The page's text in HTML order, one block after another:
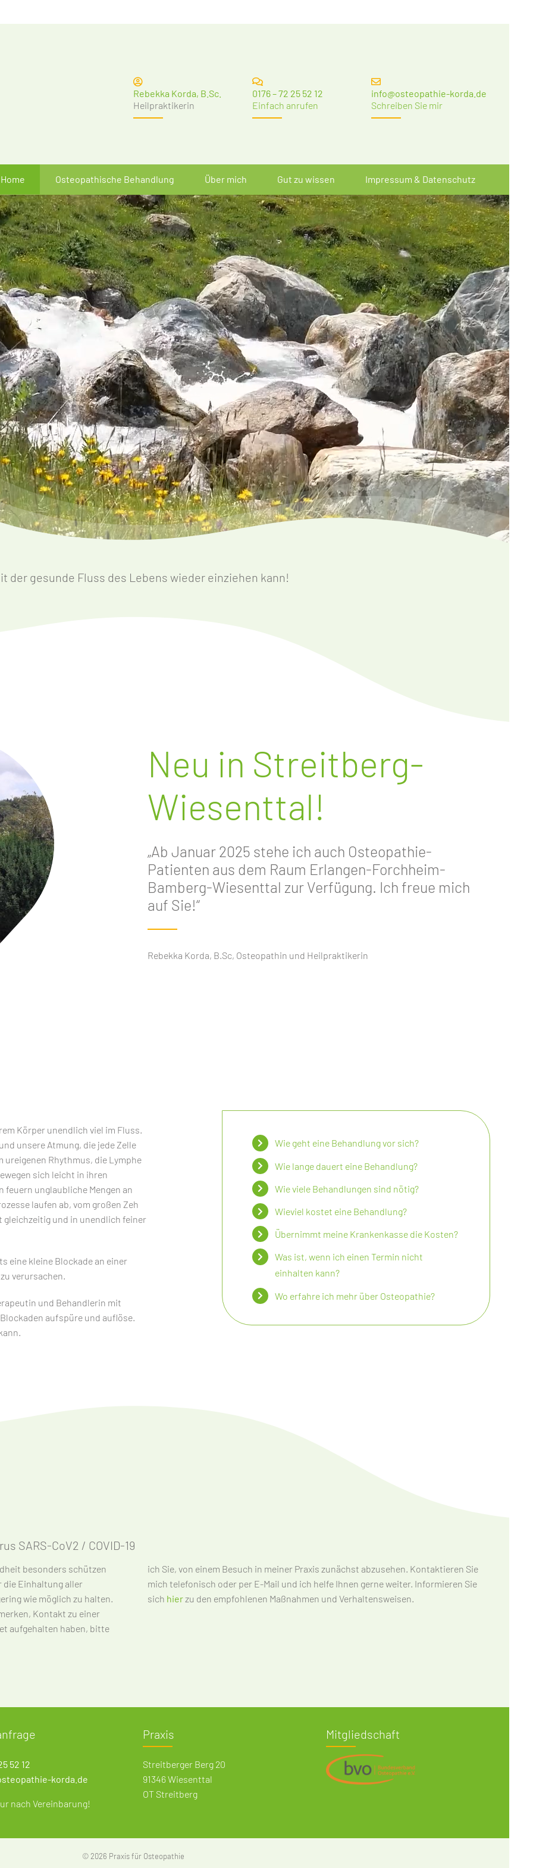
Rebekka Korda, B.Sc.
Heilpraktikerin
0176 – 72 25 52 12
Einfach anrufen
info@osteopathie-korda.de
Schreiben Sie mir
Home Osteopathische Behandlung Über mich Gut zu wissen Impressum & Datenschutz
der gesunde Fluss des Lebens wieder einziehen kann!
Neu in Streitberg-
Wiesenttal!
„Ab Januar 2025 stehe ich auch Osteopathie-
Patienten aus dem Raum Erlangen-Forchheim-
Bamberg-Wiesenttal zur Verfügung. Ich freue mich
auf Sie!“
Rebekka Korda, B.Sc, Osteopathin und Heilpraktikerin
Körper unendlich viel im Fluss.
unsere Atmung, die jede Zelle
Rhythmus, die Lymphe
sich leicht in ihren
feuern unglaubliche Mengen an
laufen ab, vom großen Zeh
gleichzeitig und in unendlich feiner
eine kleine Blockade an einer
verursachen.
und Behandlerin mit
aufspüre und auflöse.
Wie geht eine Behandlung vor sich?
Wie lange dauert eine Behandlung?
Wie viele Behandlungen sind nötig?
Wieviel kostet eine Behandlung?
Übernimmt meine Krankenkasse die Kosten?
Was ist, wenn ich einen Termin nicht
einhalten kann?
Wo erfahre ich mehr über Osteopathie?
SARS-CoV2 / COVID-19
besonders schützen
die Einhaltung aller
wie möglich zu halten.
Kontakt zu einer
aufgehalten haben, bitte
Kontaktieren Sie
Informieren Sie
sich hierzu den empfohlenen Maßnahmen und Verhaltensweisen.
52 12
korda.de
nach Vereinbarung!
Praxis
Streitberger Berg 20
91346 Wiesenttal
OT Streitberg
Mitgliedschaft
© 2026 Praxis für Osteopathie